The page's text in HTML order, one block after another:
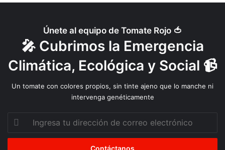
Únete al equipo de Tomate Rojo 🍅
🎤 Cubrimos la Emergencia
Climática, Ecológica y Social 📹
Un tomate con colores propios, sin tinte ajeno que lo manche ni
intervenga genéticamente
Ingresa
dirección